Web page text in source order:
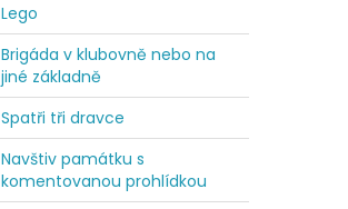
Lego
Brigáda v klubovně nebo na
jiné základně
Spatři tři dravce
Navštiv památku s
komentovanou prohlídkou